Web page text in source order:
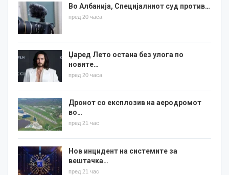
Во Албанија, Специјалниот суд против…
пред 20 часа
Џаред Лето остана без улога по
новите…
пред 20 часа
Дронот со експлозив на аеродромот
во…
пред 21 час
Нов инцидент на системите за
вештачка…
пред 21 час